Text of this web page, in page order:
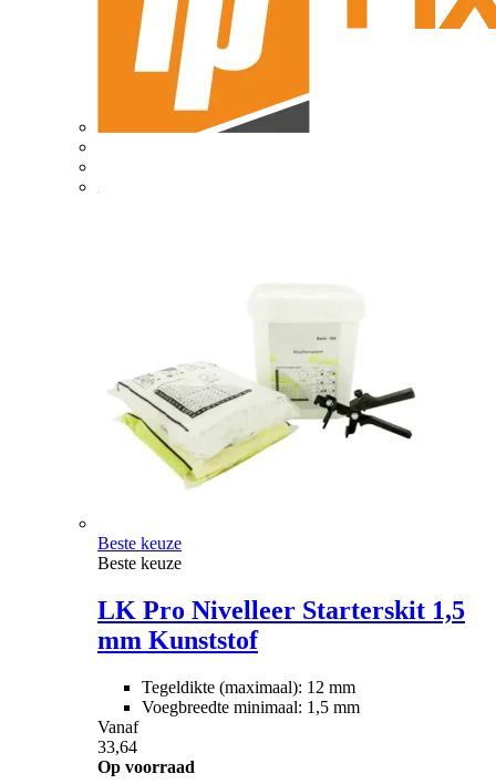
Beste keuze
Beste keuze
LK Pro Nivelleer Starterskit 1,5
mm Kunststof
Tegeldikte (maximaal): 12 mm
Voegbreedte minimaal: 1,5 mm
Vanaf
33,64
Op voorraad